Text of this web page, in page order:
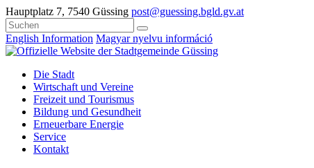
Hauptplatz 7, 7540 Güssing post@guessing.bgld.gv.at
English Information Magyar nyelvu információ
Die Stadt
Wirtschaft und Vereine
Freizeit und Tourismus
Bildung und Gesundheit
Erneuerbare Energie
Service
Kontakt